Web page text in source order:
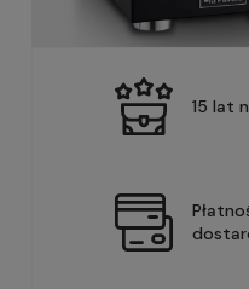
15 lat